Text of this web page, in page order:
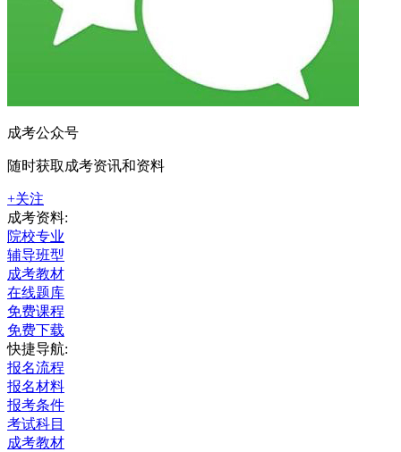
成考公众号
随时获取成考资讯和资料
+关注
成考资料:
院校专业
辅导班型
成考教材
在线题库
免费课程
免费下载
快捷导航:
报名流程
报名材料
报考条件
考试科目
成考教材